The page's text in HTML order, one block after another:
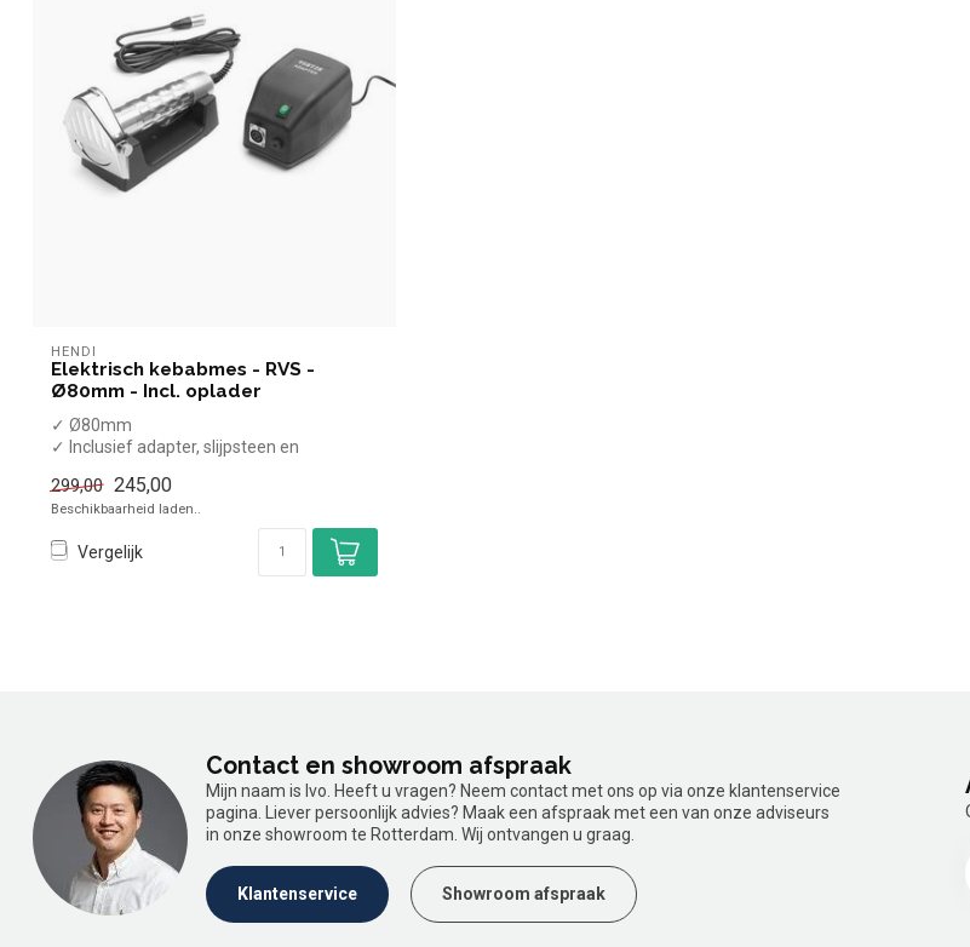
HENDI
Elektrisch kebabmes - RVS -
Ø80mm - Incl. oplader
✓ Ø80mm
✓ Inclusief adapter, slijpsteen en
299,00 245,00
Beschikbaarheid laden..
Vergelijk
Contact en showroom afspraak
Mijn naam is Ivo. Heeft u vragen? Neem contact met ons op via onze klantenservice
pagina. Liever persoonlijk advies? Maak een afspraak met een van onze adviseurs
in onze showroom te Rotterdam. Wij ontvangen u graag.
Klantenservice Showroom afspraak